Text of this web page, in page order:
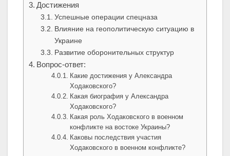
Достижения
Успешные операции спецназа
Влияние на геополитическую ситуацию в
Украине
Развитие оборонительных структур
Вопрос-ответ:
Какие достижения у Александра
Ходаковского?
Какая биография у Александра
Ходаковского?
Какая роль Ходаковского в военном
конфликте на востоке Украины?
Каковы последствия участия
Ходаковского в военном конфликте?